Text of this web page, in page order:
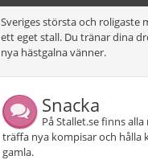
Sveriges största och roligaste
ett eget stall. Du tränar dina
nya hästgalna vänner.
Snacka
På Stallet.se finns
träffa nya kompisar och hålla
gamla.